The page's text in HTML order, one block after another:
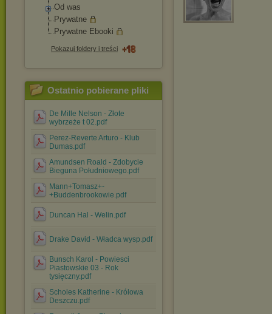
Od was
Prywatne
Prywatne Ebooki
Pokazuj foldery i treści
Ostatnio pobierane pliki
De Mille Nelson - Złote
wybrzeże t 02.pdf
Perez-Reverte Arturo - Klub
Dumas.pdf
Amundsen Roald - Zdobycie
Bieguna Południowego.pdf
Mann+Tomasz+-
+Buddenbrookowie.pdf
Duncan Hal - Welin.pdf
Drake David - Władca wysp.pdf
Bunsch Karol - Powiesci
Piastowskie 03 - Rok
tysięczny.pdf
Scholes Katherine - Królowa
Deszczu.pdf